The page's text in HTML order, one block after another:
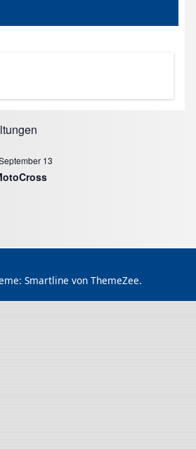
13
Smartline von ThemeZee.